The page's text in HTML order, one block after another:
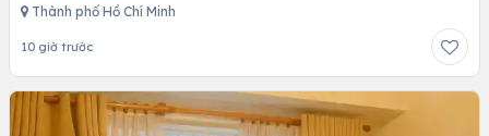
Thành phố Hồ Chí Minh
10 giờ trước